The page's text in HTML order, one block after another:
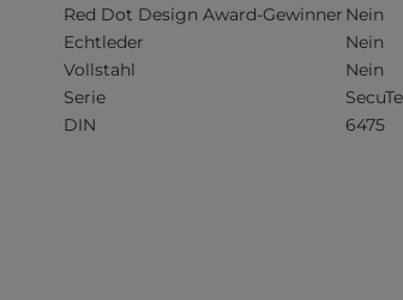
Red Dot Design Award-Gewinner Nein
Echtleder
Nein
Vollstahl
Nein
Serie
DIN
6475